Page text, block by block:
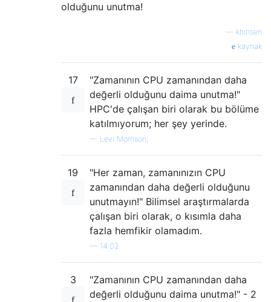
olduğunu unutma!
khinsen
kaynak
17
"Zamanının CPU zamanından daha
değerli olduğunu daima unutma!"
HPC'de çalışan biri olarak bu bölüme
katılmıyorum; her şey yerinde.
— Levi Morrison,
19
"Her zaman, zamanınızın CPU
zamanından daha değerli olduğunu
unutmayın!" Bilimsel araştırmalarda
çalışan biri olarak, o kısımla daha
fazla hemfikir olamadım.
— 14:02
3
"Zamanının CPU zamanından daha
değerli olduğunu daima unutma!" - 2